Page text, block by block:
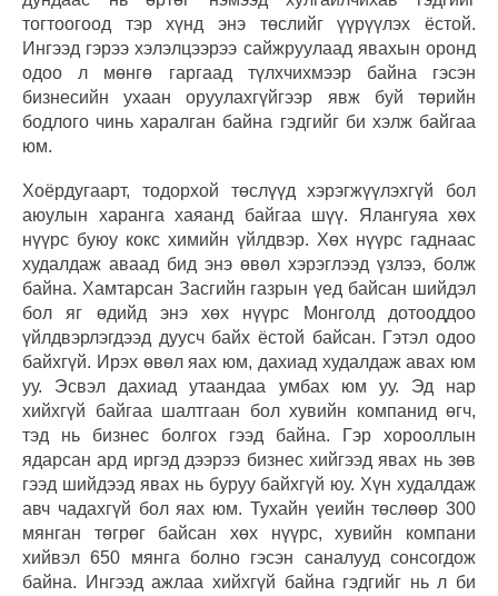
тогтоогоод тэр хүнд энэ төслийг үүрүүлэх ёстой.
Ингээд гэрээ хэлэлцээрээ сайжруулаад явахын оронд
одоо л мөнгө гаргаад түлхчихмээр байна гэсэн
бизнесийн ухаан оруулахгүйгээр явж буй төрийн
бодлого чинь харалган байна гэдгийг би хэлж байгаа
юм.
Хоёрдугаарт, тодорхой төслүүд хэрэгжүүлэхгүй бол
аюулын харанга хаяанд байгаа шүү. Ялангуяа хөх
нүүрс буюу кокс химийн үйлдвэр. Хөх нүүрс гаднаас
худалдаж аваад бид энэ өвөл хэрэглээд үзлээ, болж
байна. Хамтарсан Засгийн газрын үед байсан шийдэл
бол яг өдийд энэ хөх нүүрс Монголд дотооддоо
үйлдвэрлэгдээд дуусч байх ёстой байсан. Гэтэл одоо
байхгүй. Ирэх өвөл яах юм, дахиад худалдаж авах юм
уу. Эсвэл дахиад утаандаа умбах юм уу. Эд нар
хийхгүй байгаа шалтгаан бол хувийн компанид өгч,
тэд нь бизнес болгох гээд байна. Гэр хорооллын
ядарсан ард иргэд дээрээ бизнес хийгээд явах нь зөв
гээд шийдээд явах нь буруу байхгүй юу. Хүн худалдаж
авч чадахгүй бол яах юм. Тухайн үеийн төслөөр 300
мянган төгрөг байсан хөх нүүрс, хувийн компани
хийвэл 650 мянга болно гэсэн саналууд сонсогдож
байна. Ингээд ажлаа хийхгүй байна гэдгийг нь л би